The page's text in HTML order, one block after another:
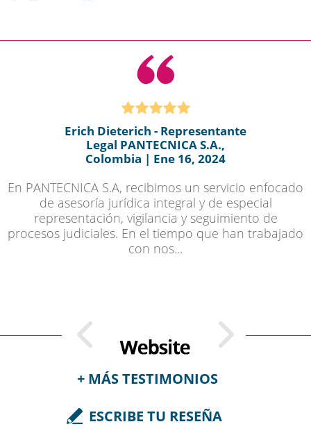
Erich Dieterich - Representante
Legal PANTECNICA S.A.,
Colombia | Ene 16, 2024
En PANTECNICA S.A, recibimos un servicio enfocado
de asesoría jurídica integral y de especial
representación, vigilancia y seguimiento de
procesos judiciales. En el tiempo que han trabajado
con nos...
+ MÁS TESTIMONIOS
ESCRIBE TU RESEÑA